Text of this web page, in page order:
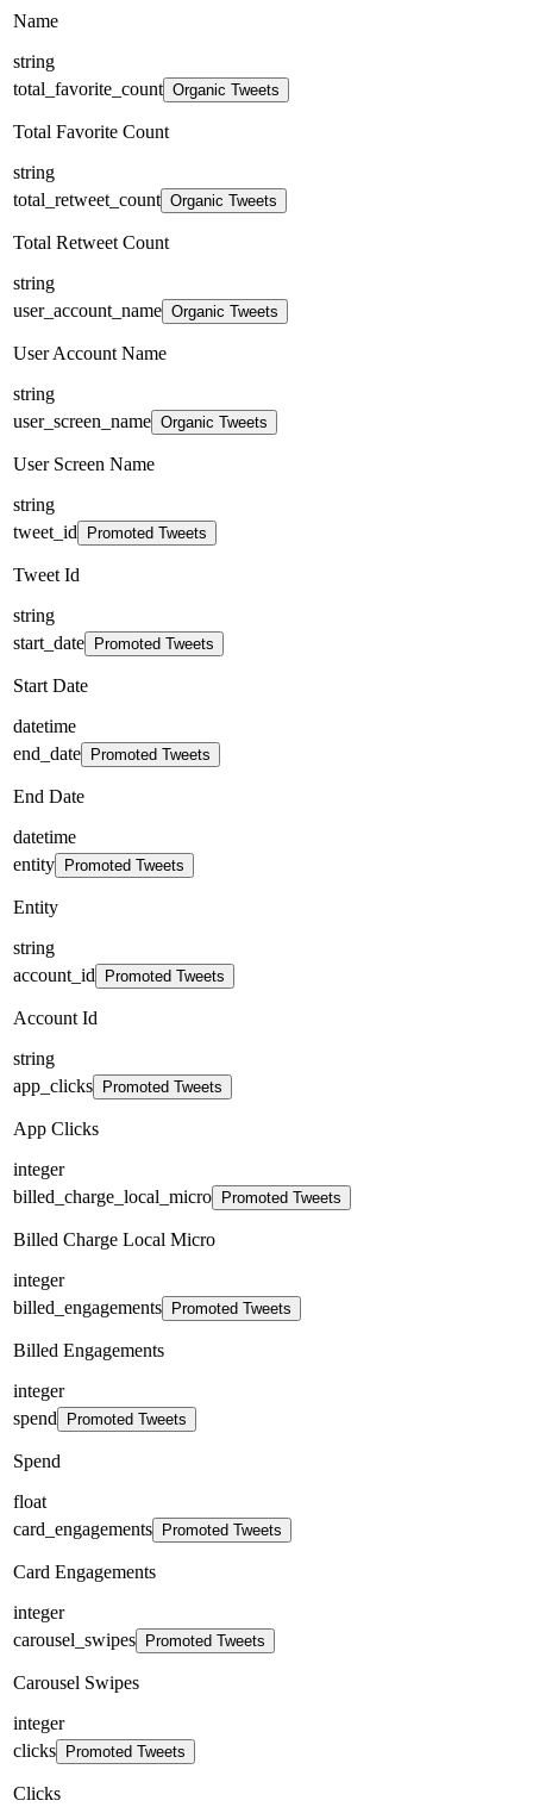
Name
string
total_favorite_count Organic Tweets
Total Favorite Count
string
total_retweet_count Organic Tweets
Total Retweet Count
string
user_account_name Organic Tweets
User Account Name
string
user_screen_name Organic Tweets
User Screen Name
string
tweet_id
Promoted Tweets
Tweet Id
string
start_date
Promoted Tweets
Start Date
datetime
end_date
Promoted Tweets
End Date
datetime
entity
Promoted Tweets
Entity
string
account_id
Promoted Tweets
Account Id
string
app_clicks
Promoted Tweets
App Clicks
integer
billed_charge_local_micro
Promoted Tweets
Billed Charge Local Micro
integer
billed_engagements
Promoted Tweets
Billed Engagements
integer
spend
Promoted Tweets
Spend
float
card_engagements
Promoted Tweets
Card Engagements
integer
carousel_swipes
Promoted Tweets
Carousel Swipes
integer
clicks
Promoted Tweets
Clicks